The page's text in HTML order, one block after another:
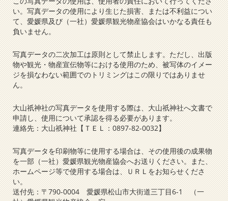
い。写真データの使用により生じた損害、または不利益につい
て、愛媛県及び（一社）愛媛県観光物産協会はいかなる責任も
負いません。
写真データの二次加工は原則として禁止します。ただし、出版
物や観光・物産宣伝物等における使用のため、被写体のイメー
ジを損なわない範囲でのトリミングはこの限りではありませ
ん。
大山祇神社の写真データを使用する際は、大山祇神社へ文書で
申請し、使用について承認を得る必要があります。
連絡先：大山祇神社【ＴＥＬ：0897-82-0032】
写真データを印刷物等に使用する場合は、その使用後の成果物
を一部（一社）愛媛県観光物産協会へお送りください。また、
ホームページ等で使用する場合は、ＵＲＬをお知らせくださ
い。
送付先：〒790-0004 愛媛県松山市大街道三丁目6-1 （一